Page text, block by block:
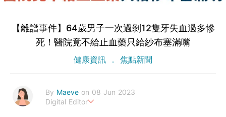
【離譜事件】64歲男子一次過剝12隻牙失血過多慘
死！醫院竟不給止血藥只給紗布塞滿嘴
健康資訊 焦點新聞
By Maeve on 08 Jun 2023
Digital Editor